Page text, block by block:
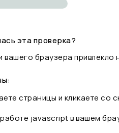
эта проверка?
вашего браузера привлекло
страницы и кликаете
javascript в вашем